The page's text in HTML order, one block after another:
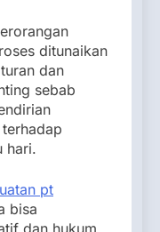
ditunaikan
dan
sebab
hari.
pt
bisa
dan hukum